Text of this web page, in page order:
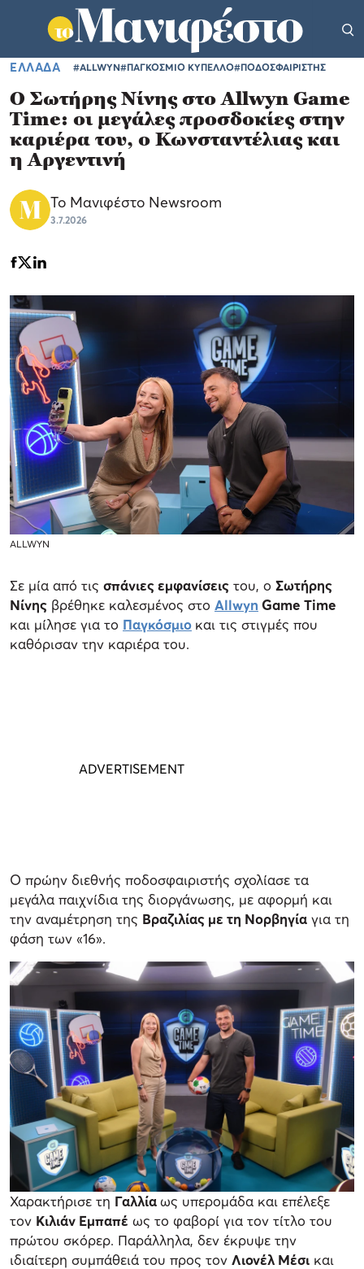
ΕΛΛΑΔΑ #ALLWYN#ΠΑΓΚΟΣΜΙΟ ΚΥΠΕΛΛΟ#ΠΟΔΟΣΦΑΙΡΙΣΤΗΣ
Ο Σωτήρης Νίνης στο Allwyn Game
Time: οι μεγάλες προσδοκίες στην
καριέρα του, ο Κωνσταντέλιας και
η Αργεντινή
Το Μανιφέστο Newsroom
3.7.2026
ALLWYN
Σε μία από τις σπάνιες εμφανίσεις του, ο Σωτήρης
Νίνης βρέθηκε καλεσμένος στο Allwyn Game Time
και μίλησε για το Παγκόσμιο και τις στιγμές που
καθόρισαν την καριέρα του.
Ο πρώην διεθνής ποδοσφαιριστής σχολίασε τα
μεγάλα παιχνίδια της διοργάνωσης, με αφορμή και
την αναμέτρηση της Βραζιλίας με τη Νορβηγία για τη
φάση των «16».
Χαρακτήρισε τη Γαλλίαως υπερομάδα και επέλεξε
τον Κιλιάν Εμπαπέ ως το φαβορί για τον τίτλο του
πρώτου σκόρερ. Παράλληλα, δεν έκρυψε την
ιδιαίτερη συμπάθειά του προς τον Λιονέλ Μέσι και